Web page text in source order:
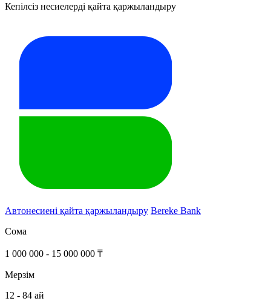
Кепілсіз несиелерді қайта қаржыландыру
Автонесиені қайта қаржыландыру Bereke Bank
Сома
1 000 000 - 15 000 000 ₸
Мерзім
12 - 84 ай